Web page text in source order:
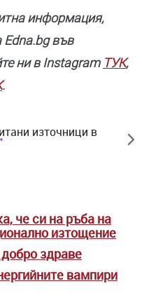
информация,
Edna.bg във
ни в Instagram ТУК,
.
източници в
че си на ръба на
изтощение
здраве
вампири